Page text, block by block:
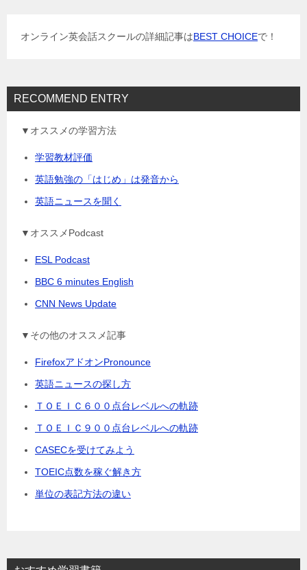
オンライン英会話スクールの詳細記事はBEST CHOICEで！
RECOMMEND ENTRY
▼オススメの学習方法
学習教材評価
英語勉強の「はじめ」は発音から
英語ニュースを聞く
▼オススメPodcast
ESL Podcast
BBC 6 minutes English
CNN News Update
▼その他のオススメ記事
FirefoxアドオンPronounce
英語ニュースの探し方
ＴＯＥＩＣ６００点台レベルへの軌跡
ＴＯＥＩＣ９００点台レベルへの軌跡
CASECを受けてみよう
TOEIC点数を稼ぐ解き方
単位の表記方法の違い